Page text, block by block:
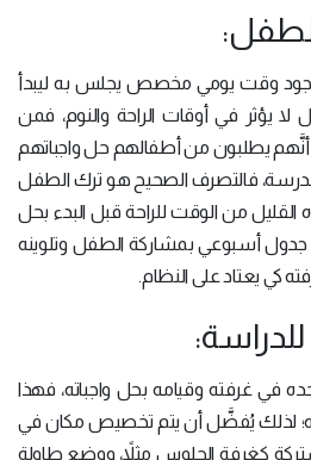
وقت يومي مخصص يجلس به ليبدأ
لا يؤثر في أوقات الراحة والنوم، فمن
أنَّهم يطلبون من أطفالهم حل واجباتهم
فالتصرف الصحيح هو ترك الطفل
القليل من الوقت للراحة قبل البدء بحل
جدول أسبوعي بمشاركة الطفل وتلوينه
كي يعتاد على النظام.
غرفته وقيامه بحل واجباته، فهذا
لذلك يُفضَّل أن يتم تخصيص مكان في
كغرفة الجلوس مثلاً، ووضع طاولة